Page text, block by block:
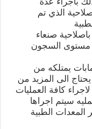
الذي تم
صنعاء
مستوى السجون
يمتلكه من
الى المزيد من
كافة العمليات
سيتم اجراها
الطبية